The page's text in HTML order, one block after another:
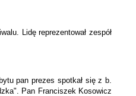
Lidę reprezentował zespół
pan prezes spotkał się z b.
Pan Franciszek Kosowicz